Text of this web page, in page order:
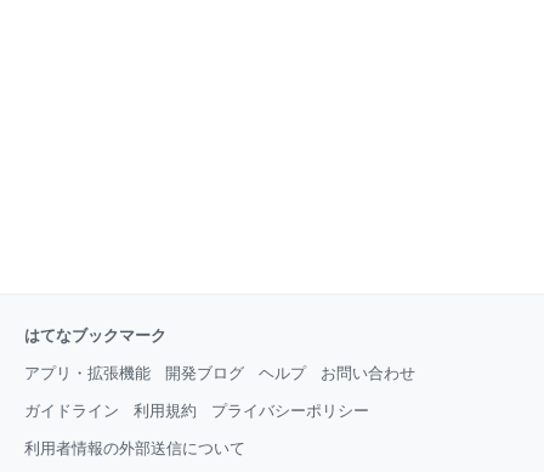
はてなブックマーク
アプリ・拡張機能 開発ブログ ヘルプ お問い合わせ
ガイドライン 利用規約 プライバシーポリシー
利用者情報の外部送信について